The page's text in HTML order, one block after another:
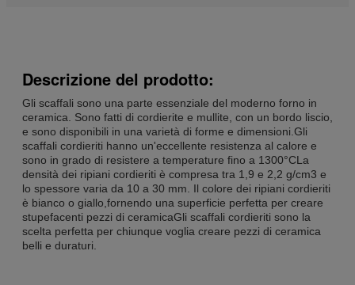
Descrizione del prodotto:
Gli scaffali sono una parte essenziale del moderno forno in
ceramica. Sono fatti di cordierite e mullite, con un bordo liscio,
e sono disponibili in una varietà di forme e dimensioni.Gli
scaffali cordieriti hanno un'eccellente resistenza al calore e
sono in grado di resistere a temperature fino a 1300°CLa
densità dei ripiani cordieriti è compresa tra 1,9 e 2,2 g/cm3 e
lo spessore varia da 10 a 30 mm. Il colore dei ripiani cordieriti
è bianco o giallo,fornendo una superficie perfetta per creare
stupefacenti pezzi di ceramicaGli scaffali cordieriti sono la
scelta perfetta per chiunque voglia creare pezzi di ceramica
belli e duraturi.